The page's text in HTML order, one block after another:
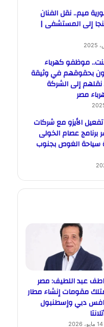
ميم.. نقل الفنان
إلى المستشفى |
موظفو كهرباء
بحقوقهم في وثيقة
نقلهم إلى الشركة
مصر
الأيزو مع شركات
برنامج عصام الخولى
سياحة الغوص بجنوب
عبد اللطيف: مصر
مقومات إنشاء مطار
دبي وإسطنبول
14 مايو، 2026